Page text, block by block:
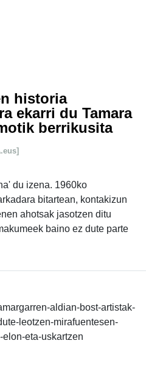
historia
ekarri du Tamara
berrikusita
du izena. 1960ko
bitartean, kontakizun
ahotsak jasotzen ditu
baino ez dute parte